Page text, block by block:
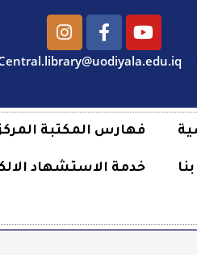
فهارس المكتبة
خدمة الاستشهاد